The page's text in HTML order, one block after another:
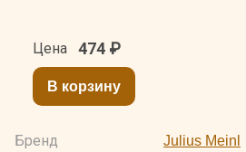
Цена 474 ₽
В корзину
Бренд
Julius Meinl